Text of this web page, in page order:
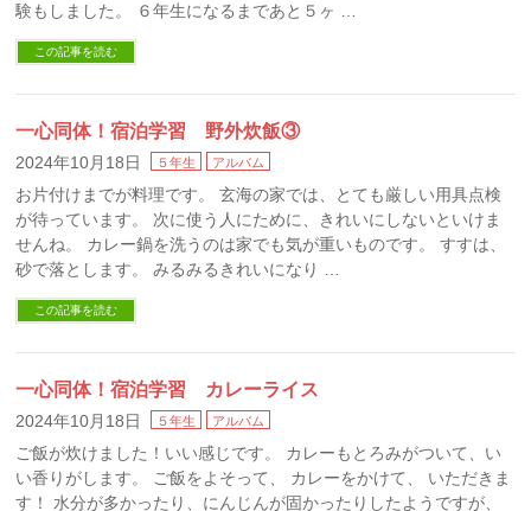
験もしました。 ６年生になるまであと５ヶ …
この記事を読む
一心同体！宿泊学習 野外炊飯③
2024年10月18日 ５年生 アルバム
お片付けまでが料理です。 玄海の家では、とても厳しい用具点検
が待っています。 次に使う人にために、きれいにしないといけま
せんね。 カレー鍋を洗うのは家でも気が重いものです。 すすは、
砂で落とします。 みるみるきれいになり …
この記事を読む
一心同体！宿泊学習 カレーライス
2024年10月18日 ５年生 アルバム
ご飯が炊けました！いい感じです。 カレーもとろみがついて、い
い香りがします。 ご飯をよそって、 カレーをかけて、 いただきま
す！ 水分が多かったり、にんじんが固かったりしたようですが、